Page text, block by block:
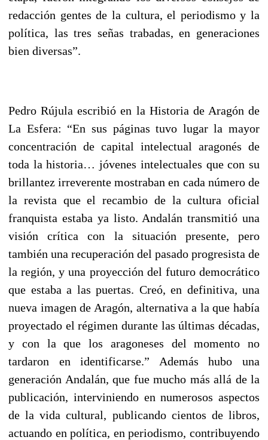
redacción gentes de la cultura, el periodismo y la
política, las tres señas trabadas, en generaciones
bien diversas”.
Pedro Rújula escribió en la Historia de Aragón de
La Esfera: “En sus páginas tuvo lugar la mayor
concentración de capital intelectual aragonés de
toda la historia… jóvenes intelectuales que con su
brillantez irreverente mostraban en cada número de
la revista que el recambio de la cultura oficial
franquista estaba ya listo. Andalán transmitió una
visión crítica con la situación presente, pero
también una recuperación del pasado progresista de
la región, y una proyección del futuro democrático
que estaba a las puertas. Creó, en definitiva, una
nueva imagen de Aragón, alternativa a la que había
proyectado el régimen durante las últimas décadas,
y con la que los aragoneses del momento no
tardaron en identificarse.” Además hubo una
generación Andalán, que fue mucho más allá de la
publicación, interviniendo en numerosos aspectos
de la vida cultural, publicando cientos de libros,
actuando en política, en periodismo, contribuyendo